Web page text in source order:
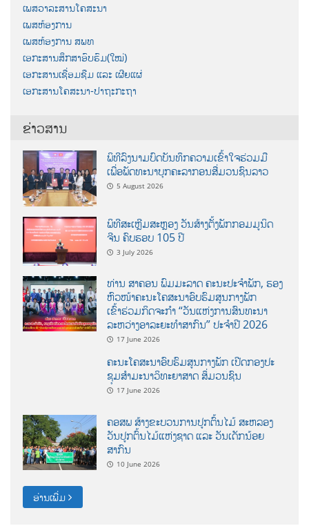
ເພສວາລະສານໂຄສະນາ
ເພສຫ້ອງການ
ເພສຫ້ອງການ ສພທ
ເອກະສານສຶກສາອົບຮົມ(ໃໝ່)
ເອກະສານເຊື່ອມຊືມ ແລະ ເຜີຍແຜ່
ເອກະສານໂຄສະນາ-ປາຖະກະຖາ
ຂ່າວສານ
ພິທີລົງນາມບົດບັນທຶກຄວາມເຂົ້າໃຈຮ່ວມມື
ເພື່ອພັດທະນາບຸກຄະລາກອນສື່ມວນຊົນລາວ
5 August 2026
ພິທີສະເຫຼີມສະຫຼອງ ວັນສ້າງຕັ້ງພັກກອມມູນິດ
ຈີນ ຄົບຮອບ 105 ປີ
3 July 2026
ທ່ານ ສາຄອນ ພົມມະລາດ ຄະນະປະຈໍາພັກ, ຮອງ
ຫົວໜ້າຄະນະໂຄສະນາອົບຮົມສູນກາງພັກ
ເຂົ້າຮ່ວມກິດຈະກຳ “ວັນແຫ່ງການສົນທະນາ
ລະຫວ່າງອາລະຍະທຳສາກົນ” ປະຈຳປີ 2026
17 June 2026
ຄະນະໂຄສະນາອົບຮົມສູນກາງພັກ ເປີດກອງປະ
ຊຸມສຳມະນາວິທະຍາສາດ ສຶ່ມວນຊົນ
17 June 2026
ຄອສພ ສ້າງຂະບວນການປູກຕົ້ນໄມ້ ສະຫລອງ
ວັນປູກຕົ້ນໄມ້ແຫ່ງຊາດ ແລະ ວັນເດັກນ້ອຍ
ສາກົນ
10 June 2026
ອ່ານເພີ່ມ